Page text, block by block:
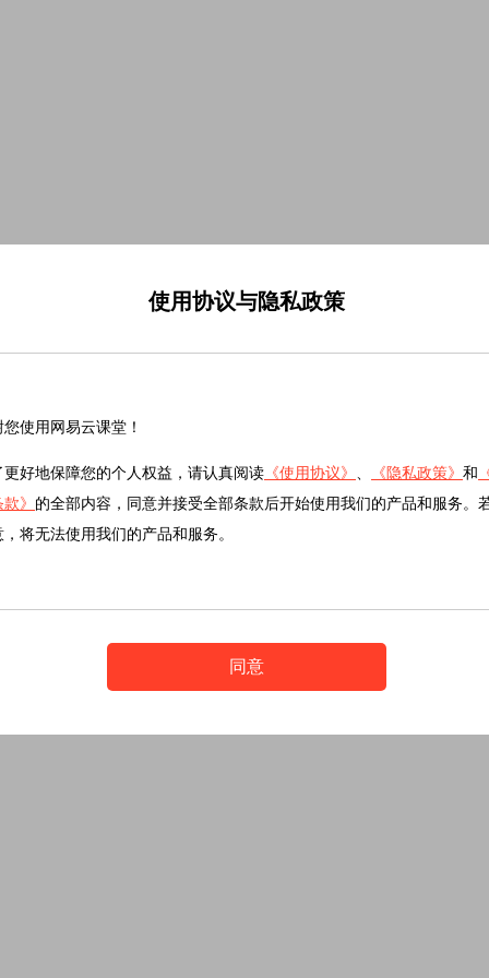
使用协议与隐私政策
您使用网易云课堂！
更好地保障您的个人权益，请认真阅读 《使用协议》 《隐私政策》 和
》 的全部内容，同意并接受全部条款后开始使用我们的产品和服务。
，将无法使用我们的产品和服务。
同意